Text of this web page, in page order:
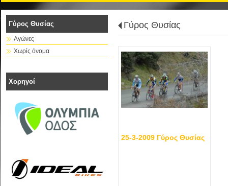
Γύρος Θυσίας
Αγώνες
Χωρίς όνομα
Χορηγοί
Γύρος Θυσίας
25-3-2009 Γύρος Θυσίας